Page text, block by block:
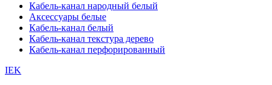
Кабель-канал народный белый
Аксессуары белые
Кабель-канал белый
Кабель-канал текстура дерево
Кабель-канал перфорированный
IEK